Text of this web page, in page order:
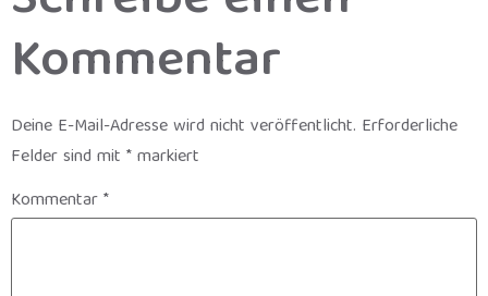
Kommentar
Deine E-Mail-Adresse wird nicht veröffentlicht. Erforderliche
Felder sind mit *markiert
Kommentar*